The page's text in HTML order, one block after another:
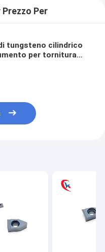
Per
tungsteno cilindrico
per tornitura